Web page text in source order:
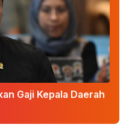
Gaji Kepala Daerah